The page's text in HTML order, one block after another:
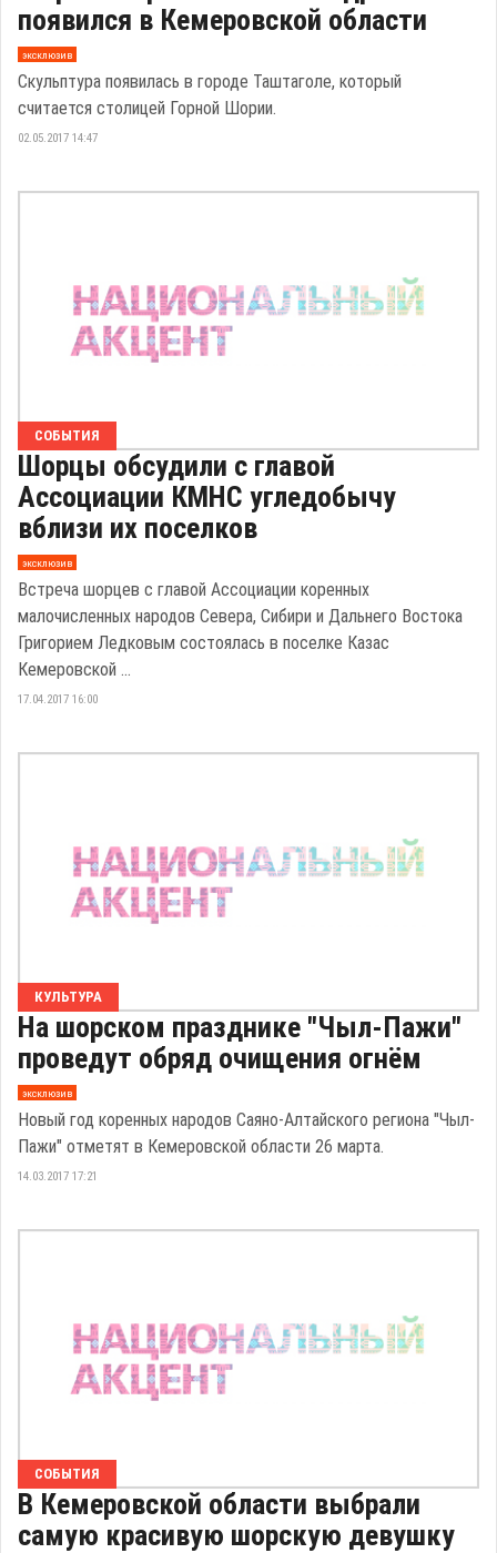
появился в Кемеровской области
эксклюзив
Скульптура появилась в городе Таштаголе, который
считается столицей Горной Шории.
02.05.2017 14:47
СОБЫТИЯ
Шорцы обсудили с главой
Ассоциации КМНС угледобычу
вблизи их поселков
эксклюзив
Встреча шорцев с главой Ассоциации коренных
малочисленных народов Севера, Сибири и Дальнего Востока
Григорием Ледковым состоялась в поселке Казас
Кемеровской ...
17.04.2017 16:00
КУЛЬТУРА
На шорском празднике "Чыл-Пажи"
проведут обряд очищения огнём
эксклюзив
Новый год коренных народов Саяно-Алтайского региона "Чыл-
Пажи" отметят в Кемеровской области 26 марта.
14.03.2017 17:21
СОБЫТИЯ
В Кемеровской области выбрали
самую красивую шорскую девушку